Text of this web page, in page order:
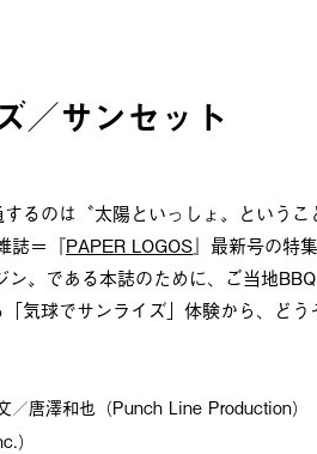
／サンセット
るのは〝太陽といっしょ〟という
誌＝『PAPER LOGOS』最新号の特
ン〟である本誌のために、ご当地
気球でサンライズ」体験から、ど
／唐澤和也（Punch Line Production）
）